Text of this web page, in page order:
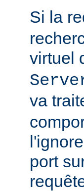
Si la
virtuel
va
port